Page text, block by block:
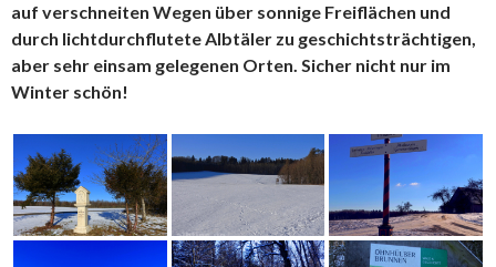
auf verschneiten Wegen über sonnige Freiflächen und
durch lichtdurchflutete Albtäler zu geschichtsträchtigen,
aber sehr einsam gelegenen Orten. Sicher nicht nur im
Winter schön!